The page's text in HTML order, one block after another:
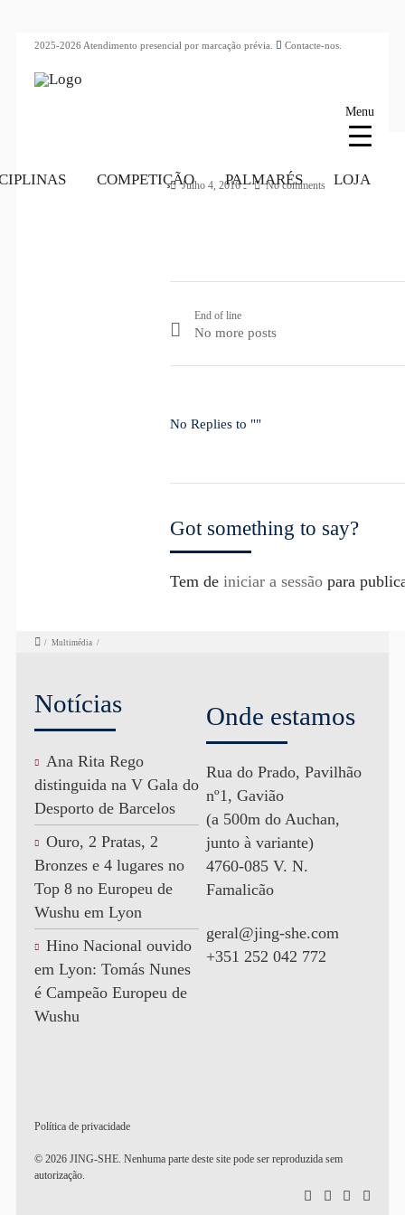
2025-2026 Atendimento presencial por marcação prévia. Contacte-nos.
COMPETIÇÃO PALMARÉS LOJA
Julho 4, 2016 No comments
End of line
No more posts
No Replies to ""
Got something to say?
Tem de iniciar a sessãopara
/ Multimédia /
Notícias
Ana Rita Rego
distinguida na V Gala do
Desporto de Barcelos
Ouro, 2 Pratas, 2
Bronzes e 4 lugares no
Top 8 no Europeu de
Wushu em Lyon
Hino Nacional ouvido
em Lyon: Tomás Nunes
é Campeão Europeu de
Wushu
Onde estamos
Rua do Prado, Pavilhão
nº1, Gavião
(a 500m do Auchan,
junto à variante)
4760-085 V. N.
Famalicão
geral@jing-she.com
+351 252 042 772
Política de privacidade
© 2026 JING-SHE. Nenhuma parte deste site pode ser reproduzida sem
autorização.
Menu